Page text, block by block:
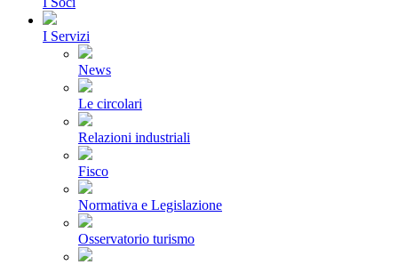
I Servizi
News
Le circolari
Relazioni industriali
Fisco
Normativa e Legislazione
Osservatorio turismo